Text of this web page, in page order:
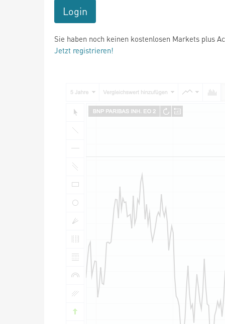
Login
Sie haben noch keinen kostenlosen Markets plus
Jetzt registrieren!